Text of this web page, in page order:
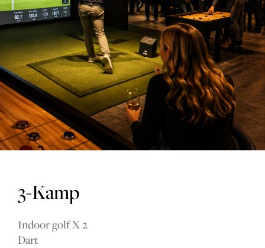
3-Kamp
Indoor golf X 2
Dart